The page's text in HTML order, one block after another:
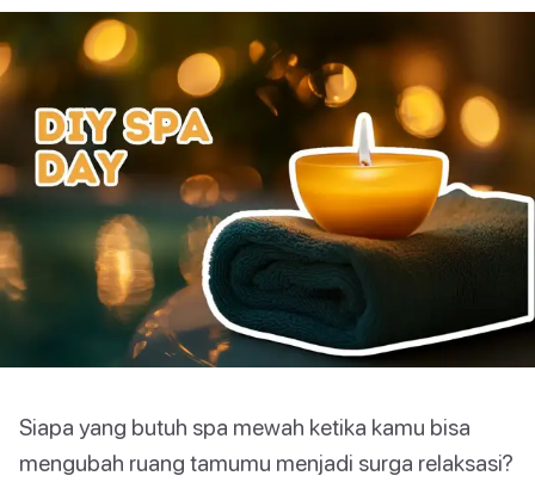
Siapa yang butuh spa mewah ketika kamu bisa
mengubah ruang tamumu menjadi surga relaksasi?